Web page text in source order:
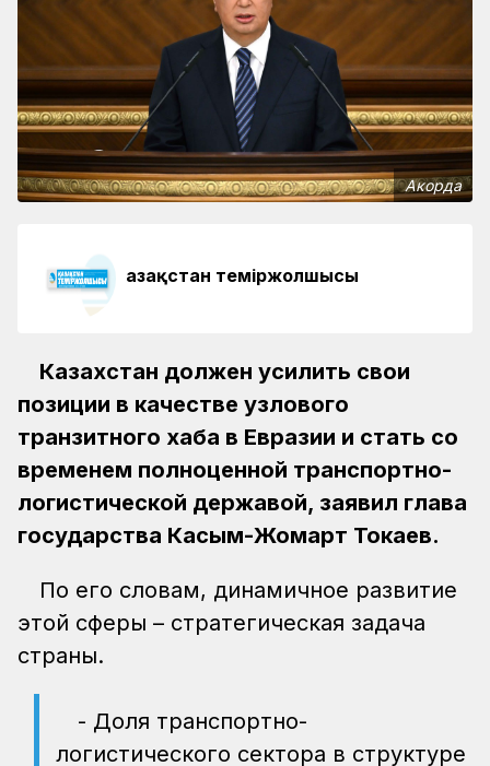
Акорда
Қазақстан теміржолшысы
Казахстан должен усилить свои
позиции в качестве узлового
транзитного хаба в Евразии и стать со
временем полноценной транспортно-
логистической державой, заявил глава
государства Касым-Жомарт Токаев.
По его словам, динамичное развитие
этой сферы – стратегическая задача
страны.
- Доля транспортно-
логистического сектора в структуре